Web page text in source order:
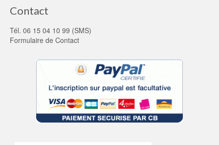
Contact
Tél. 06 15 04 10 99 (SMS)
Formulaire de Contact